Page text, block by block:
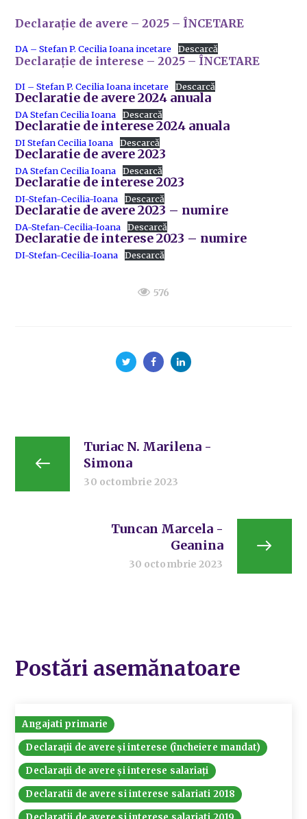
Declarație de avere – 2025 – ÎNCETARE
DA – Stefan P. Cecilia Ioana incetare Descarcă
Declarație de interese – 2025 – ÎNCETARE
DI – Stefan P. Cecilia Ioana incetare Descarcă
Declaratie de avere 2024 anuala
DA Stefan Cecilia Ioana Descarcă
Declaratie de interese 2024 anuala
DI Stefan Cecilia Ioana Descarcă
Declaratie de avere 2023
DA Stefan Cecilia Ioana Descarcă
Declaratie de interese 2023
DI-Stefan-Cecilia-Ioana Descarcă
Declaratie de avere 2023 – numire
DA-Stefan-Cecilia-Ioana Descarcă
Declaratie de interese 2023 – numire
DI-Stefan-Cecilia-Ioana Descarcă
576
Turiac N. Marilena -
Simona
30 octombrie 2023
Tuncan Marcela -
Geanina
30 octombrie 2023
Postări asemănatoare
Angajati primarie
Declarații de avere și interese (încheiere mandat)
Declarații de avere și interese salariați
Declaratii de avere si interese salariati 2018